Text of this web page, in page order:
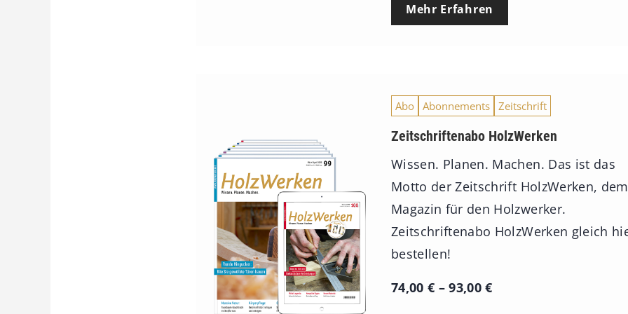
Mehr Erfahren
Abo Abonnements Zeitschrift
Zeitschriftenabo HolzWerken
Wissen. Planen. Machen. Das ist das
Motto der Zeitschrift HolzWerken, dem
Magazin für den Holzwerker.
Zeitschriftenabo HolzWerken gleich
bestellen!
74,00 € –93,00€P